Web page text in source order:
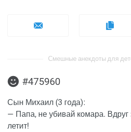
Смешные анекдоты для
#475960
Сын Михаил (3 года):
— Папа, не убивай комара. Вдруг
летит!